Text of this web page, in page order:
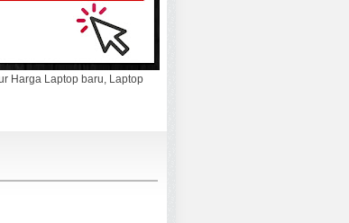
Harga Laptop baru, Laptop